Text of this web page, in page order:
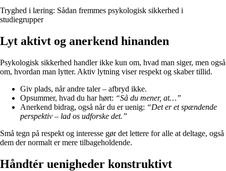
Tryghed i læring: Sådan fremmes psykologisk sikkerhed i
studiegrupper
Lyt aktivt og anerkend hinanden
Psykologisk sikkerhed handler ikke kun om, hvad man siger, men også
om, hvordan man lytter. Aktiv lytning viser respekt og skaber tillid.
Giv plads, når andre taler – afbryd ikke.
Opsummer, hvad du har hørt: “Så du mener, at…”
Anerkend bidrag, også når du er uenig: “Det er et spændende
perspektiv – lad os udforske det.”
Små tegn på respekt og interesse gør det lettere for alle at deltage, også
dem der normalt er mere tilbageholdende.
Håndtér uenigheder konstruktivt